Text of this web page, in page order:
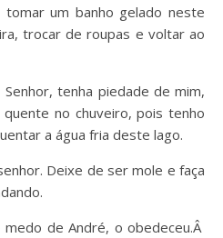
um banho gelado neste
trocar de roupas e voltar ao
tenha piedade de mim,
no chuveiro, pois tenho
a água fria deste lago.
Deixe de ser mole e faça
de André, o obedeceu.Â